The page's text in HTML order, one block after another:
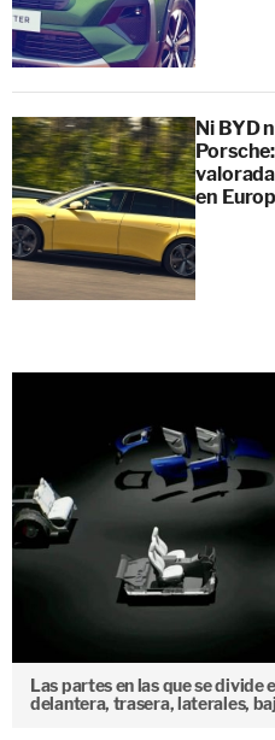
Ni BYD
en
Las partes en las que se divide
delantera, trasera, laterales,